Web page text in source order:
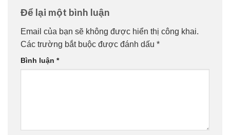
Để lại một bình luận
Email của bạn sẽ không được hiển thị công khai.
Các trường bắt buộc được đánh dấu *
Bình luận *